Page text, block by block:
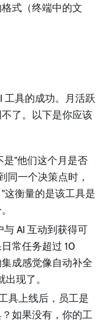
式（终端中的文
工具的成功。月活跃
了。以下是你应该
是"他们这个月是否
同一个决策点时，
这衡量的是该工具是
与 AI 互动到获得可
常任务超过 10
成感觉像自动补全
现了。
具上线后，员工是
如果没有，你的工